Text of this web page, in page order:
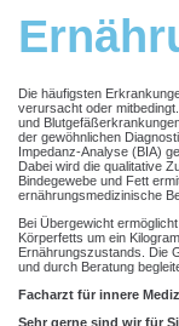
Die häufigsten
verursacht oder
und
der gewöhnlichen
Impedanz-Analyse (BIA)
Dabei wird die qualitative
Bindegewebe und Fett
ernährungsmedizinische
Bei Übergewicht
Körperfetts um ein
Ernährungszustands. Die
und durch Beratung
Facharzt für innere
Sehr gerne sind wir für